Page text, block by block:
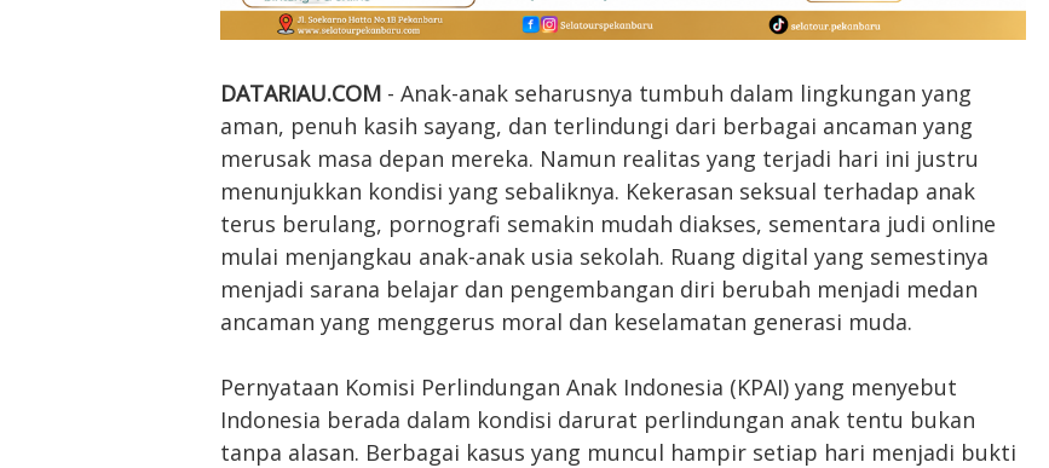
DATARIAU.COM - Anak-anak seharusnya tumbuh dalam lingkungan yang
aman, penuh kasih sayang, dan terlindungi dari berbagai ancaman yang
merusak masa depan mereka. Namun realitas yang terjadi hari ini justru
menunjukkan kondisi yang sebaliknya. Kekerasan seksual terhadap anak
terus berulang, pornografi semakin mudah diakses, sementara judi online
mulai menjangkau anak-anak usia sekolah. Ruang digital yang semestinya
menjadi sarana belajar dan pengembangan diri berubah menjadi medan
ancaman yang menggerus moral dan keselamatan generasi muda.
Pernyataan Komisi Perlindungan Anak Indonesia (KPAI) yang menyebut
Indonesia berada dalam kondisi darurat perlindungan anak tentu bukan
tanpa alasan. Berbagai kasus yang muncul hampir setiap hari menjadi bukti